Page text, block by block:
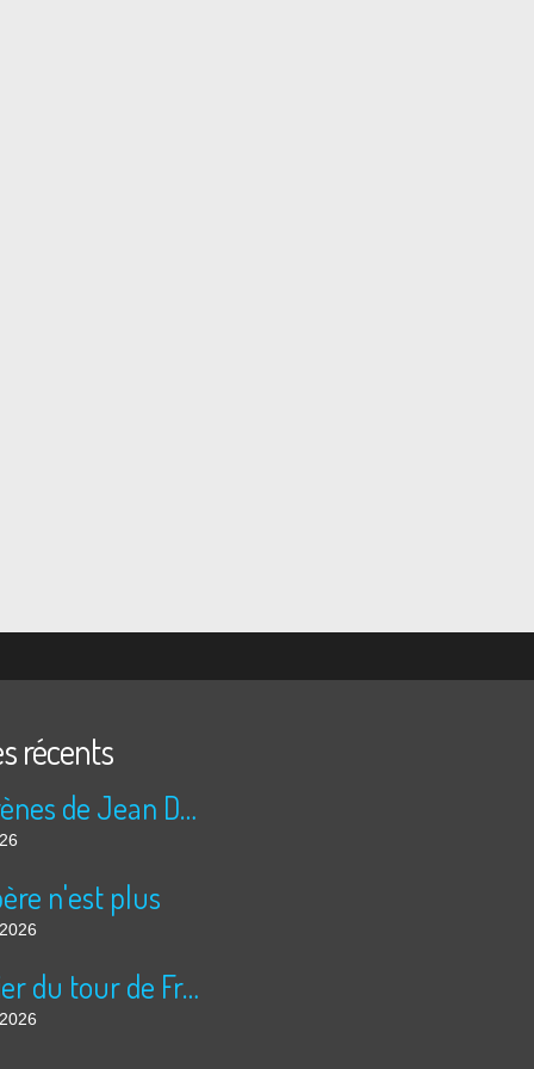
récents
Les sirènes de Jean Duranel
n'est plus
Courrier du tour de France